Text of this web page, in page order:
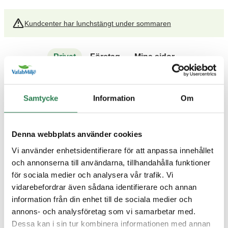
Samtycke Information Om
Denna webbplats använder cookies
Vi använder enhetsidentifierare för att anpassa innehållet
och annonserna till användarna, tillhandahålla funktioner
för sociala medier och analysera vår trafik. Vi
vidarebefordrar även sådana identifierare och annan
information från din enhet till de sociala medier och
annons- och analysföretag som vi samarbetar med.
Dessa kan i sin tur kombinera informationen med annan
Kundcenter har lunchstängt under sommaren
Privat Företag Mina sidor
Avfall A-ÖPå återbruketPå återvinningsstation
{{KEY}}